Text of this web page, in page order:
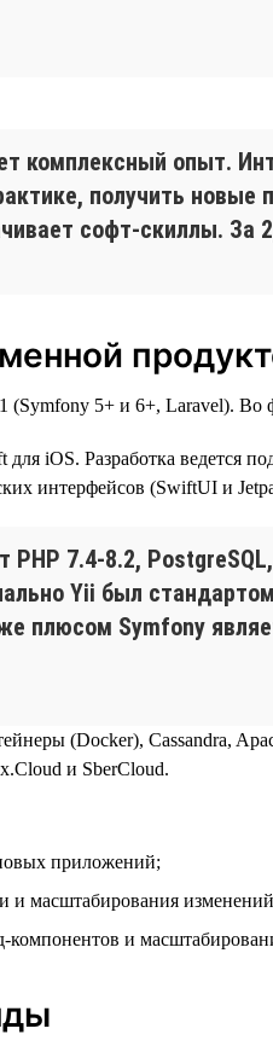
комплексный опыт.
получить
софт-скиллы. За
5+ и 6+, Laravel). Во
iOS. Разработка ведется
интерфейсов (SwiftUI и
PHP 7.4‑8.2,
Yii был
плюсом Symfony
(Docker), Cassandra,
и SberCloud.
приложений;
и масштабирования
компонентов и